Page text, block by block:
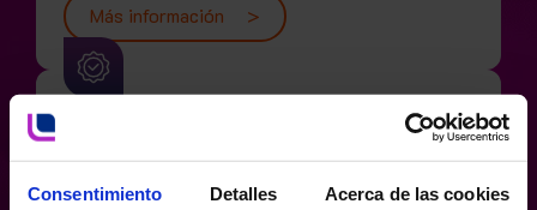
Consentimiento Detalles Acerca de las cookies
Más información
Revisión periódica de sistemas
Más información